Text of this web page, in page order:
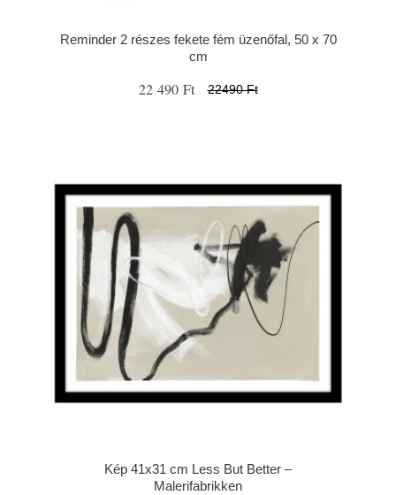
Reminder 2 részes fekete fém üzenőfal, 50 x 70
cm
22 490 Ft 22490 Ft
Kép 41x31 cm Less But Better –
Malerifabrikken